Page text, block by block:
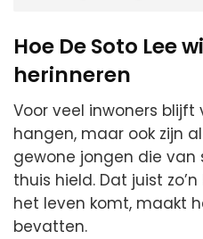
Hoe De Soto Lee
herinneren
Voor veel inwoners blijft
hangen, maar ook zijn
gewone jongen die van
thuis hield. Dat juist
het leven komt, maakt
bevatten.